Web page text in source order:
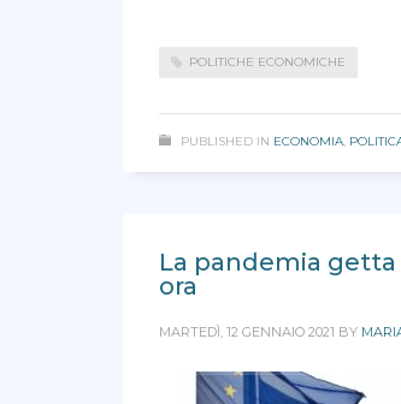
POLITICHE ECONOMICHE
PUBLISHED IN ECONOMIA,
La pandemia
ora
MARTEDÌ, 12 GENNAIO 2021 BY